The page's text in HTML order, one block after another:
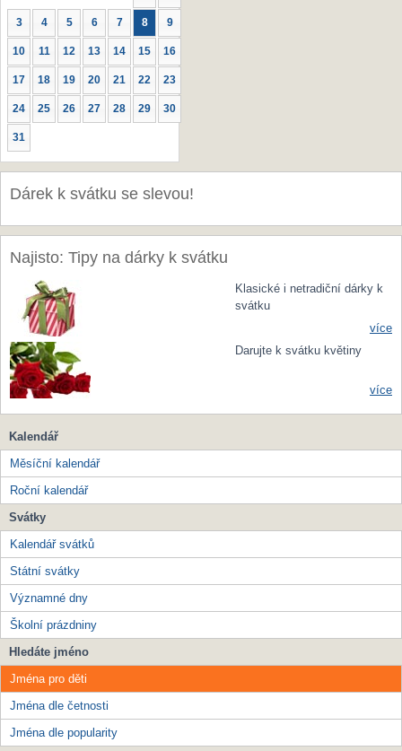
3 4 5 6 7 8 9
10 11 12 13 14 15 16
17 18 19 20 21 22 23
24 25 26 27 28 29 30
31
Dárek k svátku se slevou!
Najisto: Tipy na dárky k svátku
Klasické i netradiční dárky k
svátku
více
Darujte k svátku květiny
více
Kalendář
Měsíční kalendář
Roční kalendář
Svátky
Kalendář svátků
Státní svátky
Významné dny
Školní prázdniny
Hledáte jméno
Jména pro děti
Jména dle četnosti
Jména dle popularity